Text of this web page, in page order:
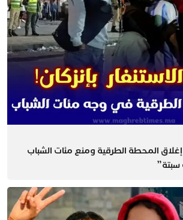
إغلاق المحطة الطرقية ومنع مئات الشباب
سبتة”